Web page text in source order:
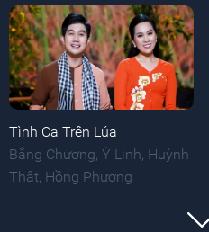
Tình Ca Trên Lúa
Bằng Chương Ý Linh Huỳnh
Thật Hồng Phượng